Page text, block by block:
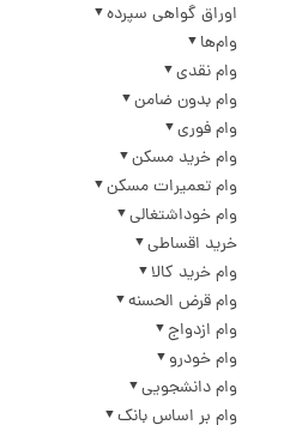
اوراق گواهی سپرده
وام‌ها
وام نقدی
وام بدون ضامن
وام فوری
وام خرید مسکن
وام تعمیرات مسکن
وام خوداشتغالی
خرید اقساطی
وام خرید کالا
وام قرض الحسنه
وام ازدواج
وام خودرو
وام دانشجویی
وام بر اساس بانک